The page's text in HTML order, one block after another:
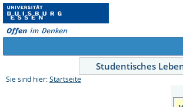
Studentisches
Sie sind hier: Startseite